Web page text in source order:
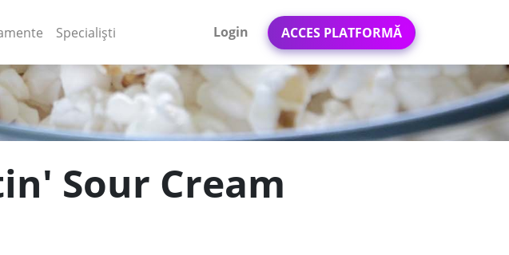
Specialiști Login ACCES PLATFORMĂ
Sour Cream